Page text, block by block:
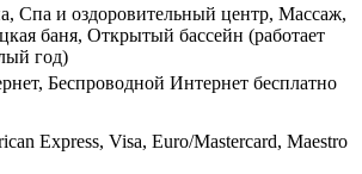
Спа и оздоровительный центр, Массаж,
баня, Открытый бассейн (работает
год)
Беспроводной Интернет бесплатно
Express, Visa, Euro/Mastercard, Maestro